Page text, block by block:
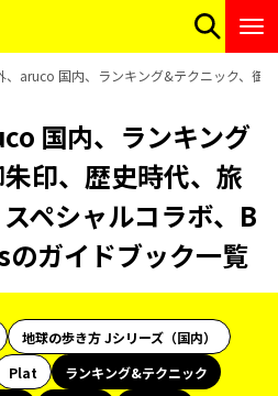
、aruco 国内、ランキング&テクニック、御
国内、ランキング
印、歴史時代、旅
ペシャルコラボ、B
ガイドブック一覧
地球の歩き方 Jシリーズ（国内）
Plat
ランキング&テクニック